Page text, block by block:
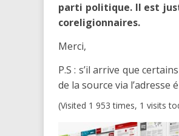
parti politique. Il est
coreligionnaires.
Merci,
P.S : s’il arrive que
de la source via l’adresse
(Visited 1 953 times, 1 visits